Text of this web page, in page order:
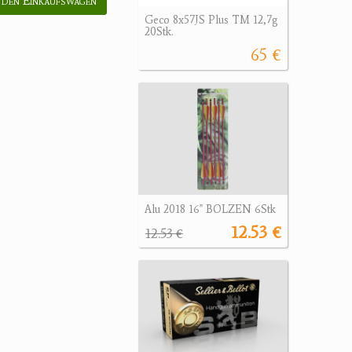
Geco 8x57JS Plus TM 12,7g
20Stk.
65 €
Alu 2018 16" BOLZEN 6Stk
12.53 €
12.53 €